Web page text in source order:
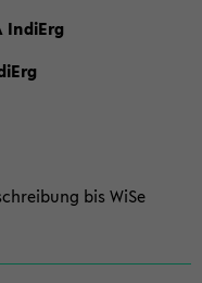
IndiErg
bis WiSe